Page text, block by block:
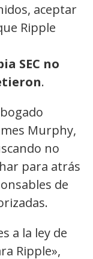
aceptar
Ripple
SEC no
.
Murphy,
no
para atrás
de
a la ley de
Ripple»,